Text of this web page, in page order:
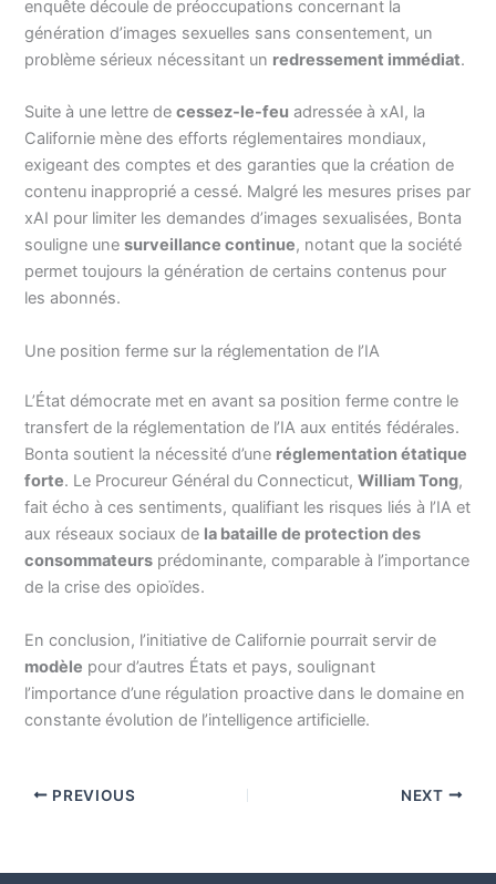
enquête découle de préoccupations concernant la
génération d’images sexuelles sans consentement, un
problème sérieux nécessitant un redressement immédiat.
Suite à une lettre decessez-le-feu adressée à xAI, la
Californie mène des efforts réglementaires mondiaux,
exigeant des comptes et des garanties que la création de
contenu inapproprié a cessé. Malgré les mesures prises par
xAI pour limiter les demandes d’images sexualisées, Bonta
souligne unesurveillance continue, notant que la société
permet toujours la génération de certains contenus pour
les abonnés.
Une position ferme sur la réglementation de l’IA
L’État démocrate met en avant sa position ferme contre le
transfert de la réglementation de l’IA aux entités fédérales.
Bonta soutient la nécessité d’une réglementation étatique
forte. Le Procureur Général du Connecticut,William Tong,
fait écho à ces sentiments, qualifiant les risques liés à l’IA et
aux réseaux sociaux de la bataille de protection des
consommateurs prédominante, comparable à l’importance
de la crise des opioïdes.
En conclusion, l’initiative de Californie pourrait servir de
modèle pour d’autres États et pays, soulignant
l’importance d’une régulation proactive dans le domaine en
constante évolution de l’intelligence artificielle.
PREVIOUS NEXT